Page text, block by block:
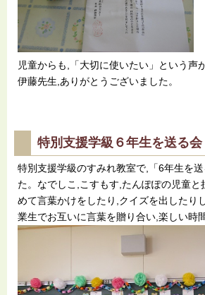
児童からも,「大切に使いたい」という声
伊藤先生,ありがとうございました。
特別支援学級６年生を送る会
特別支援学級のすみれ教室で,「6年生を
た。なでしこ,こすもす,たんぽぽの児童と
めて言葉かけをしたり,クイズを出したり
業生でお互いに言葉を贈り合い,楽しい時